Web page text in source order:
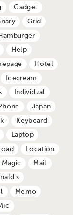
Gadget
Grid
Help
Hotel
Icecream
Individual
Japan
Keyboard
Laptop
Location
Magic
Mail
Memo